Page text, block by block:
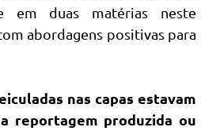
em duas matérias neste
abordagens positivas para
nas capas estavam
reportagem produzida ou